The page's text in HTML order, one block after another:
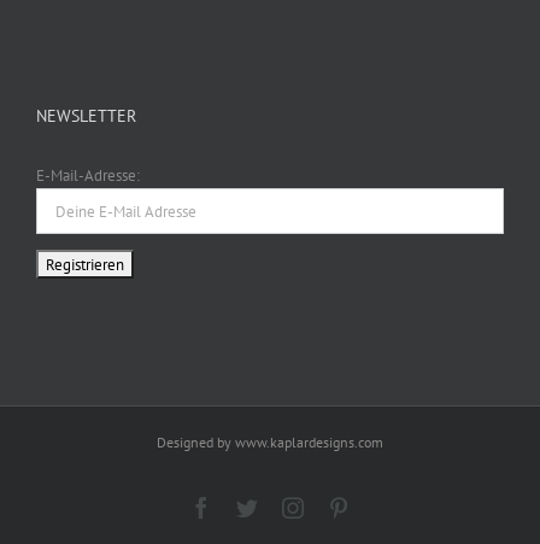
NEWSLETTER
E-Mail-Adresse:
Designed by www.kaplardesigns.com
Facebook
TwitterInstagram